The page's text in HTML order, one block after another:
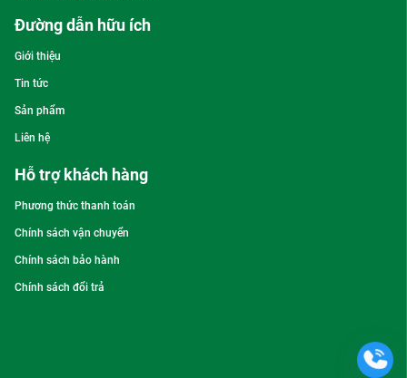
Đường dẫn hữu ích
Giới thiệu
Tin tức
Sản phẩm
Liên hệ
Hỗ trợ khách hàng
Phương thức thanh toán
Chính sách vận chuyển
Chính sách bảo hành
Chính sách đổi trả